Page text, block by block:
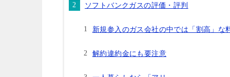
ソフトバンクガスの評価・評判
新規参入のガス会社の中では「割高」な
解約違約金にも要注意